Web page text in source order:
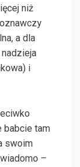
niż
a dla
i
babcie tam
swoim
–